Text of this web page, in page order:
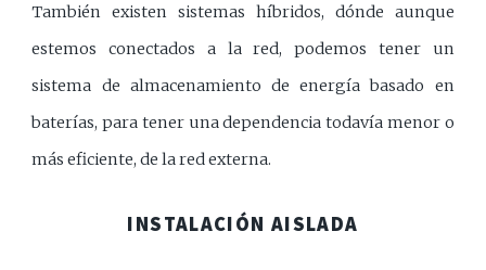
También existen sistemas híbridos, dónde aunque
estemos conectados a la red, podemos tener un
sistema de almacenamiento de energía basado en
baterías, para tener una dependencia todavía menor o
más eficiente, de la red externa.
INSTALACIÓN AISLADA